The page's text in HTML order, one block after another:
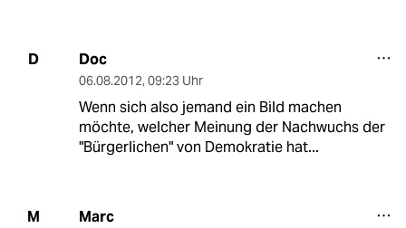
D Doc
06.08.2012, 09:23 Uhr
Wenn sich also jemand ein Bild machen
möchte, welcher Meinung der Nachwuchs der
"Bürgerlichen" von Demokratie hat...
M Marc